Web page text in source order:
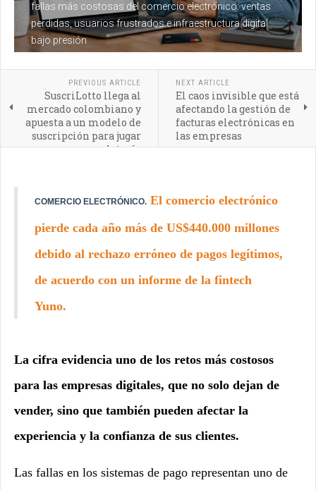
fallas más costosas del comercio electrónico: ventas
perdidas, usuarios frustrados e infraestructura digital
bajo presión
PREVIOUS ARTICLE
SuscriLotto llega al
mercado colombiano y
apuesta a un modelo de
suscripción para jugar
lotería
NEXT ARTICLE
El caos invisible que está
afectando la gestión de
facturas electrónicas en
las empresas
COMERCIO ELECTRÓNICO. El comercio electrónico
pierde cada año más de US$440.000 millones
debido al rechazo erróneo de pagos legítimos,
de acuerdo con un informe de la fintech
Yuno.
La cifra evidencia uno de los retos más costosos
para las empresas digitales, que no solo dejan de
vender, sino que también pueden afectar la
experiencia y la confianza de sus clientes.
Las fallas en los sistemas de pago representan uno de